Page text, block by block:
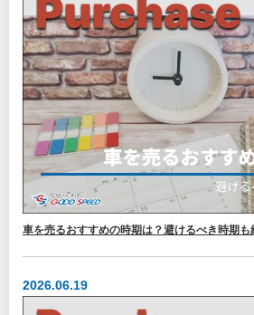
車を売るおすすめの時期は？避けるべき時期も
2026.06.19